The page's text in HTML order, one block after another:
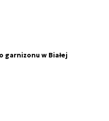
garnizonu w Białej